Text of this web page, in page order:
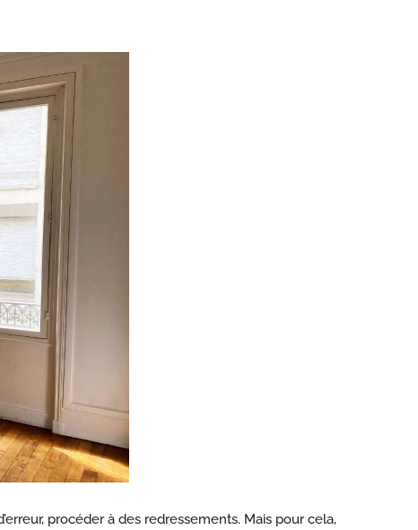
procéder à des redressements. Mais pour cela,